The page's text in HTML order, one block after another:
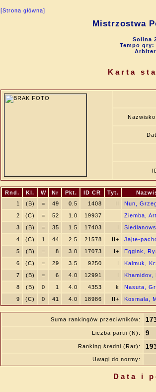
[Strona główna]
Mistrzostwa
Solina
Tempo gry:
Karta
Rnd. Kl. W Nr Pkt. ID CR Tyt.
1
(B) = 49 0.5 1408 II
Nun,
2
(C) = 52 1.0 19937
Ziemba,
3
(B) = 35 1.5 17403 I
4
(C) 1 44 2.5 21578 II+
Jajte-
5
(B) = 8 3.0 17073 I+
Eggink,
6
(C) = 29 3.5 9250 I
Kalmuk,
7
(B) = 6 4.0 12991 I
Khamidov,
8
(B) 0 1 4.0 4353 k
Nasuta,
9
(C) 0 41 4.0 18986 II+ Kosmala,
Suma rankingów przeciwników:
Liczba partii (N): 9
Ranking średni (Rar):
Uwagi do normy:
Data i